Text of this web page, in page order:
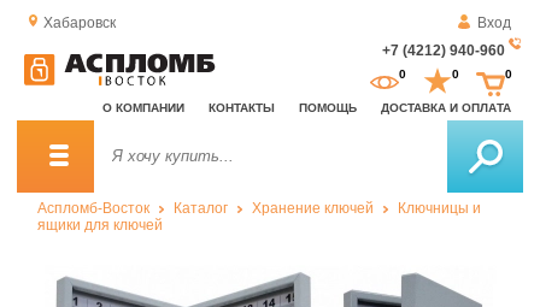
Хабаровск
Вход
+7 (4212) 940-960
О КОМПАНИИ КОНТАКТЫ ПОМОЩЬ ДОСТАВКА И ОПЛАТА
0 0 0
Аспломб-Восток Каталог Хранение ключей
Ключницы и
ящики для ключей